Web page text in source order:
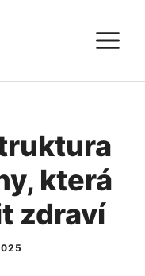
která
zdraví